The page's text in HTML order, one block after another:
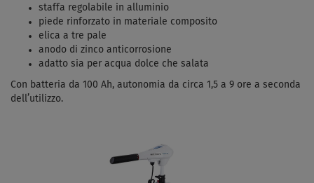
staffa regolabile in alluminio
piede rinforzato in materiale composito
elica a tre pale
anodo di zinco anticorrosione
adatto sia per acqua dolce che salata
Con batteria da 100 Ah, autonomia da circa 1,5 a 9 ore a seconda
dell’utilizzo.